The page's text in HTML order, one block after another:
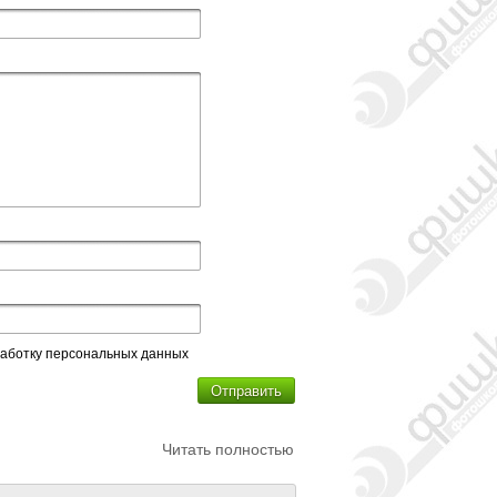
персональных данных
Отправить
Читать полностью